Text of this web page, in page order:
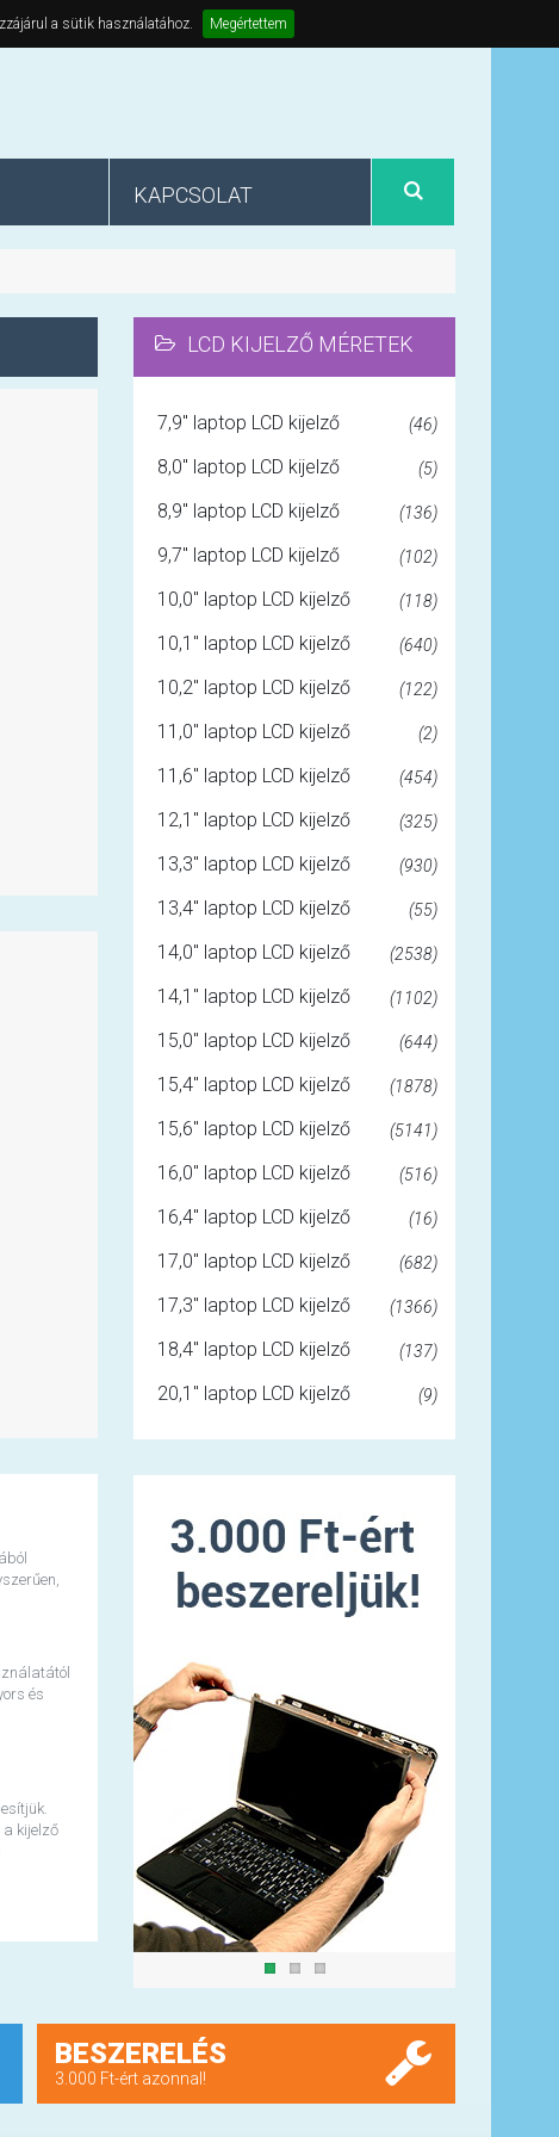
a sütik használatához. Megértettem
KAPCSOLAT
és
kijelző
LCD KIJELZŐ MÉRETEK
7,9" laptop LCD kijelző (46)
8,0" laptop LCD kijelző (5)
8,9" laptop LCD kijelző (136)
9,7" laptop LCD kijelző (102)
10,0" laptop LCD kijelző (118)
10,1" laptop LCD kijelző (640)
10,2" laptop LCD kijelző (122)
11,0" laptop LCD kijelző (2)
11,6" laptop LCD kijelző (454)
12,1" laptop LCD kijelző (325)
13,3" laptop LCD kijelző (930)
13,4" laptop LCD kijelző (55)
14,0" laptop LCD kijelző (2538)
14,1" laptop LCD kijelző (1102)
15,0" laptop LCD kijelző (644)
15,4" laptop LCD kijelző (1878)
15,6" laptop LCD kijelző (5141)
16,0" laptop LCD kijelző (516)
16,4" laptop LCD kijelző (16)
17,0" laptop LCD kijelző (682)
17,3" laptop LCD kijelző (1366)
18,4" laptop LCD kijelző (137)
20,1" laptop LCD kijelző (9)
BESZERELÉS
3.000 Ft-ért azonnal!